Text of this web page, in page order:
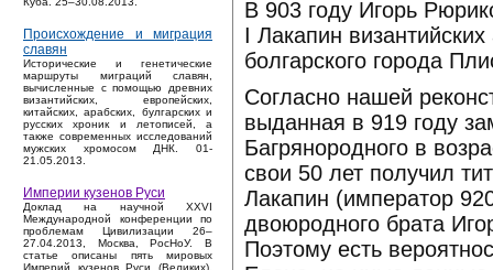
Происхождение и миграция
славян
Исторические и генетические
маршруты миграций славян,
вычисленные с помощью древних
византийских, европейских,
китайских, арабских, булгарских и
русских хроник и летописей, а
также современных исследований
мужских хромосом ДНК. 01-
21.05.2013.
Империи кузенов Руси
Доклад на научной XXVI
Международной конференции по
проблемам Цивилизации 26–
27.04.2013, Москва, РосНоУ. В
статье описаны пять мировых
Империй кузенов Руси (Великих),
В 903 году Игорь
I Лакапин
болгарского города
Согласно нашей
выданная в 919 году
Багрянородного в
свои 50 лет получил
Лакапин (император
двоюродного брата
Поэтому есть